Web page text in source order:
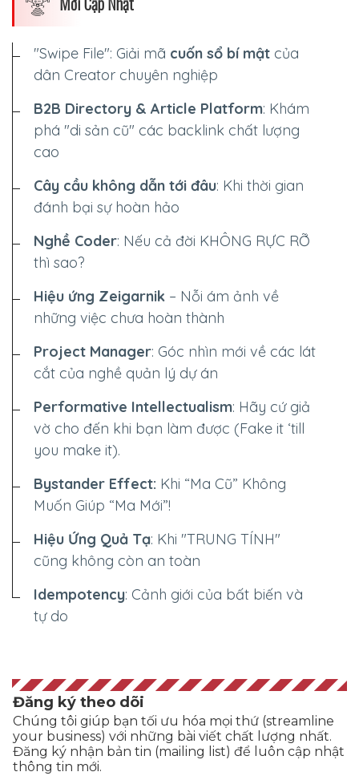
"Swipe File": Giải mã cuốn sổ bí mật của
dân Creator chuyên nghiệp
B2B Directory & Article Platform: Khám
phá "di sản cũ" các backlink chất lượng
cao
Cây cầu không dẫn tới đâu: Khi thời gian
đánh bại sự hoàn hảo
Nghề Coder: Nếu cả đời KHÔNG RỰC RỠ
thì sao?
Hiệu ứng Zeigarnik – Nỗi ám ảnh về
những việc chưa hoàn thành
Project Manager: Góc nhìn mới về các lát
cắt của nghề quản lý dự án
Performative Intellectualism: Hãy cứ giả
vờ cho đến khi bạn làm được (Fake it ‘till
you make it).
Bystander Effect: Khi “Ma Cũ” Không
Muốn Giúp “Ma Mới”!
Hiệu Ứng Quả Tạ: Khi "TRUNG TÍNH"
cũng không còn an toàn
Idempotency: Cảnh giới của bất biến và
tự do
Đăng ký theo dõi
Chúng tôi giúp bạn tối ưu hóa mọi thứ (streamline
your business) với những bài viết chất lượng nhất.
Đăng ký nhận bản tin (mailing list) để luôn cập nhật
thông tin mới.